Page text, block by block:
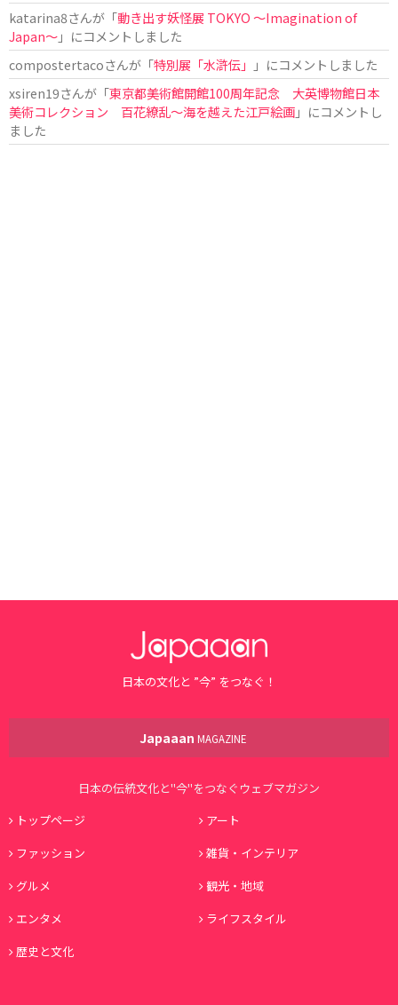
katarina8さんが「動き出す妖怪展 TOKYO 〜Imagination of
Japan〜」にコメントしました
compostertacoさんが「特別展「水滸伝」
」にコメントしました
xsiren19さんが「東京都美術館開館100周年記念 大英博物館日本
美術コレクション 百花繚乱～海を越えた江戸絵画」にコメントし
ました
日本の文化と ”今” をつなぐ！
Japaaan MAGAZINE
日本の伝統文化と"今"をつなぐウェブマガジン
トップページ
アート
ファッション
雑貨・インテリア
グルメ
観光・地域
エンタメ
ライフスタイル
歴史と文化